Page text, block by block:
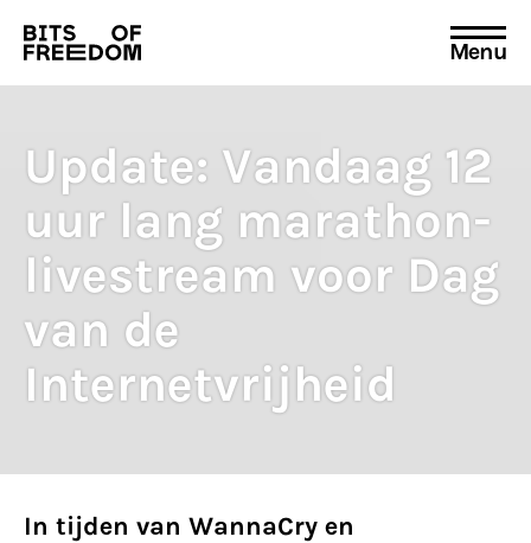
Search
for:
Menu
Update: Vandaag 12
uur lang marathon-
livestream voor Dag
van de
Internetvrijheid
In tijden van WannaCry en